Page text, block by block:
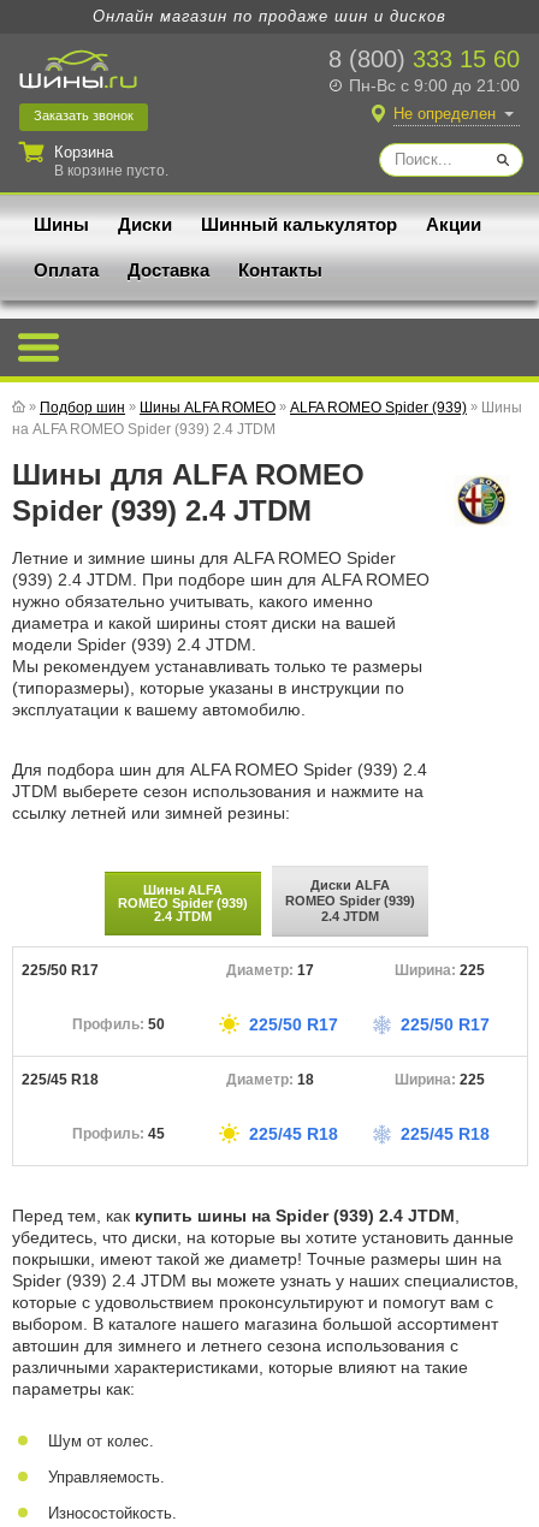
Онлайн магазин по продаже шин и дисков
8 (800) 333 15 60
Пн-Вс с 9:00 до 21:00
Заказать звонок
Корзина
В корзине пусто.
Не определен
Шины Диски Шинный калькулятор Акции
Оплата Доставка Контакты
» Подбор шин » Шины ALFA ROMEO » ALFA ROMEO Spider (939) » Шины
на ALFA ROMEO Spider (939) 2.4 JTDM
Шины для ALFA ROMEO
Spider (939) 2.4 JTDM
Летние и зимние шины для ALFA ROMEO Spider
(939) 2.4 JTDM. При подборе шин для ALFA ROMEO
нужно обязательно учитывать, какого именно
диаметра и какой ширины стоят диски на вашей
модели Spider (939) 2.4 JTDM.
Мы рекомендуем устанавливать только те размеры
(типоразмеры), которые указаны в инструкции по
эксплуатации к вашему автомобилю.
Для подбора шин для ALFA ROMEO Spider (939) 2.4
JTDM выберете сезон использования и нажмите на
ссылку летней или зимней резины:
Шины ALFA
ROMEO Spider (939)
2.4 JTDM
Диски ALFA
ROMEO Spider (939)
2.4 JTDM
225/50 R17 17 225
50 225/50 R17 225/50 R17
225/45 R18 18 225
45 225/45 R18 225/45 R18
Перед тем, как купить шины на Spider (939) 2.4 JTDM
убедитесь, что диски, на которые вы хотите установить данные
покрышки, имеют такой же диаметр! Точные размеры шин на
Spider (939) 2.4 JTDM вы можете узнать у наших специалистов,
которые с удовольствием проконсультируют и помогут вам с
выбором. В каталоге нашего магазина большой ассортимент
автошин для зимнего и летнего сезона использования с
различными характеристиками, которые влияют на такие
параметры как:
Шум от колес.
Управляемость.
Износостойкость.